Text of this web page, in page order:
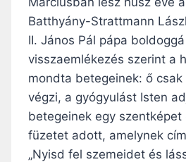
Batthyány-Strattmann
II. János Pál pápa
visszaemlékezés szerint a
mondta betegeinek: ő
végzi, a gyógyulást Isten
betegeinek egy szentképet
füzetet adott, amelynek
„Nyisd fel szemeidet és